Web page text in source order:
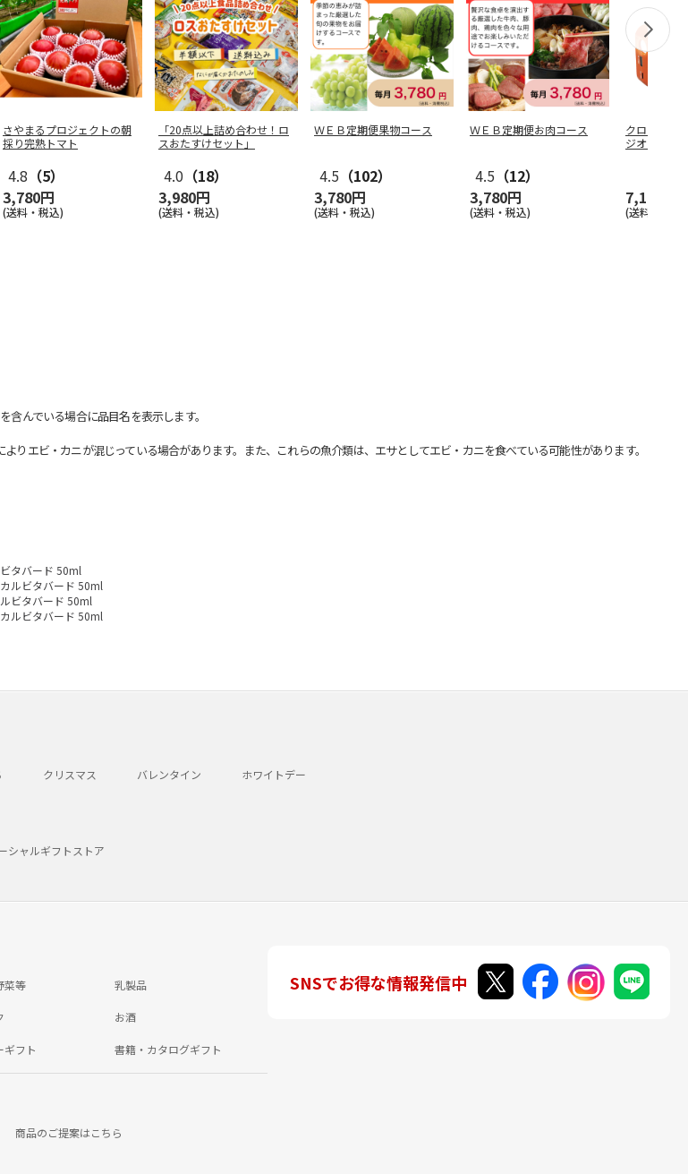
さやまるプロジェクトの朝
採り完熟トマト
4.8 （5）
3,780円
(送料・税込)
「20点以上詰め合わせ！ロ
スおたすけセット」
4.0 （18）
3,980円
(送料・税込)
ＷＥＢ定期便果物コース
4.5 （102）
3,780円
(送料・税込)
ＷＥＢ定期便お肉コース
4.5 （12）
3,780円
(送料・税込)
クロスフィ
ジオライト
7,150円
(送料別・税
んでいる場合に品目名を表示します。
エビ・カニが混じっている場合があります。また、これらの魚介類は、エサとしてエビ・カニを食べている可能性があります。
タバード 50ml
ルビタバード 50ml
ビタバード 50ml
ルビタバード 50ml
クリスマス バレンタイン ホワイトデー
シャルギフトストア
菜等 乳製品
お酒
ギフト 書籍・カタログギフト
商品のご提案はこちら
SNSでお得な情報発信中